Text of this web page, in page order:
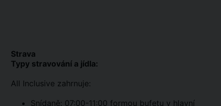
Strava
Typy stravování a jídla:
All Inclusive zahrnuje:
Snídaně: 07:00-11:00 formou bufetu v hlavní